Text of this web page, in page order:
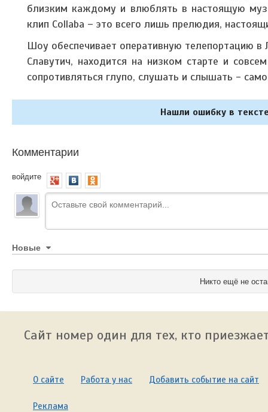
близким каждому и влюблять в настоящую
клип Collaba – это всего лишь прелюдия,
Шоу обеспечивает оперативную телепортацию
Славутич, находится на низком старте и
сопротивляться глупо, слушать и слышать -
Нашли ошибку в
Комментарии
войдите
Новые
Никто ещё не
Сайт номер один для тех, кто
О сайте Работа у нас Добавить событие на сайт
Реклама